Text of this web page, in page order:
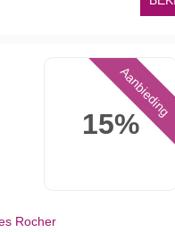
15%
Aanbieding
Rocher